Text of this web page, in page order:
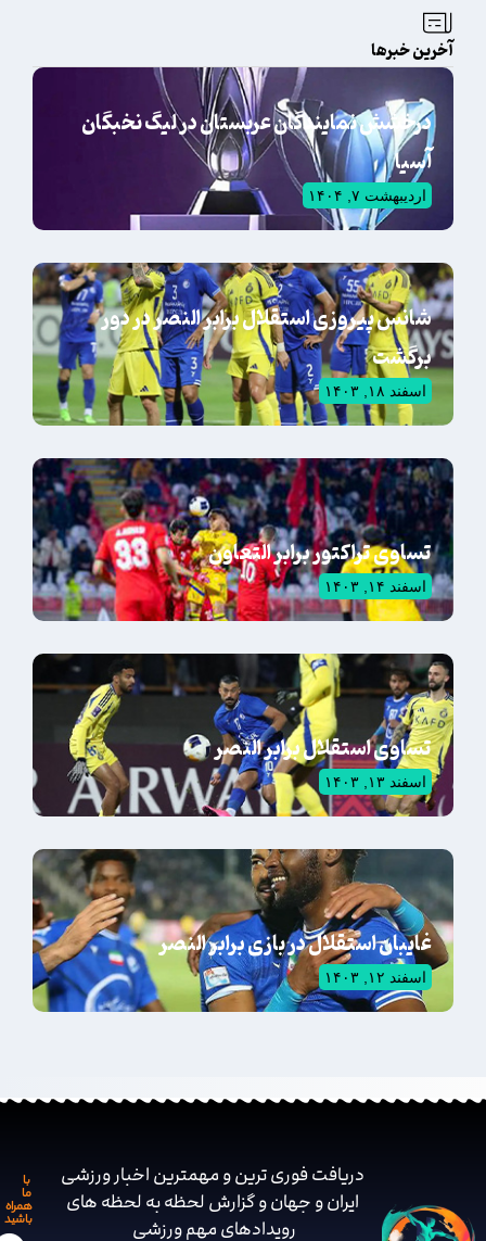
آخرین خبرها
درخشش نمایندگان عربستان در لیگ نخبگان
آسیا
اردیبهشت ۷, ۱۴۰۴
شانس پیروزی استقلال برابر النصر در دور
برگشت
اسفند ۱۸, ۱۴۰۳
تساوی تراکتور برابر التعاون
اسفند ۱۴, ۱۴۰۳
تساوی استقلال برابر النصر
اسفند ۱۳, ۱۴۰۳
غایبان استقلال در بازی برابر النصر
اسفند ۱۲, ۱۴۰۳
دریافت فوری ترین و مهمترین اخبار ورزشی
ایران و جهان و گزارش لحظه به لحظه های
رویدادهای مهم ‌ورزشی
همراه
باشید